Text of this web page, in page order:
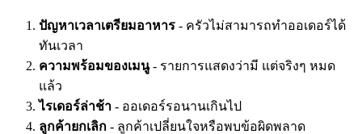
ปัญหาเวลาเตรียมอาหาร - ครัวไม่สามารถทำออเดอร์ได้
ทันเวลา
ความพร้อมของเมนู- รายการแสดงว่ามี แต่จริงๆ หมด
แล้ว
ไรเดอร์ล่าช้า - ออเดอร์รอนานเกินไป
ลูกค้ายกเลิก - ลูกค้าเปลี่ยนใจหรือพบข้อผิดพลาด